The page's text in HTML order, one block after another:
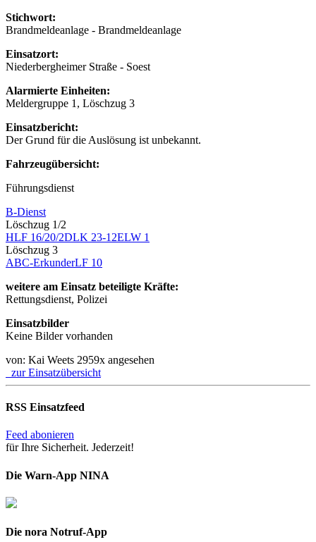
Stichwort:
Brandmeldeanlage - Brandmeldeanlage
Einsatzort:
Niederbergheimer Straße - Soest
Alarmierte Einheiten:
Meldergruppe 1, Löschzug 3
Einsatzbericht:
Der Grund für die Auslösung ist unbekannt.
Fahrzeugübersicht:
Führungsdienst
B-Dienst
Löschzug 1/2
HLF 16/20/2DLK 23-12ELW 1
Löschzug 3
ABC-ErkunderLF 10
weitere am Einsatz beteiligte Kräfte:
Rettungsdienst, Polizei
Einsatzbilder
Keine Bilder vorhanden
von: Kai Weets 2959x angesehen
zur Einsatzübersicht
RSS Einsatzfeed
Feed abonieren
für Ihre Sicherheit. Jederzeit!
Die Warn-App NINA
Die nora Notruf-App